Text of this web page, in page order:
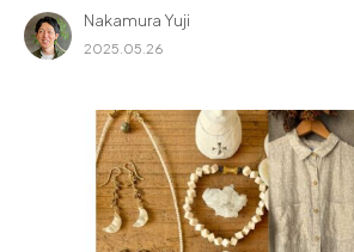
About us
for Business
Contact
Nakamura Yuji
2025.05.26